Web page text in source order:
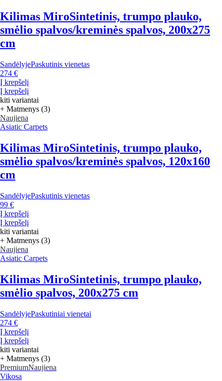
Kilimas MiroSintetinis, trumpo plauko,
smėlio spalvos/kreminės spalvos, 200x275
cm
SandėlyjePaskutinis vienetas
274 €
Į krepšelį
Į krepšelį
kiti variantai
+ Matmenys (3)
Naujiena
Asiatic Carpets
Kilimas MiroSintetinis, trumpo plauko,
smėlio spalvos/kreminės spalvos, 120x160
cm
SandėlyjePaskutinis vienetas
99 €
Į krepšelį
Į krepšelį
kiti variantai
+ Matmenys (3)
Naujiena
Asiatic Carpets
Kilimas MiroSintetinis, trumpo plauko,
smėlio spalvos, 200x275 cm
SandėlyjePaskutiniai vienetai
274 €
Į krepšelį
Į krepšelį
kiti variantai
+ Matmenys (3)
PremiumNaujiena
Vikosa